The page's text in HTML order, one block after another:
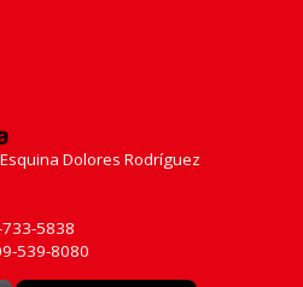
Dolores Rodríguez
5838
539-8080